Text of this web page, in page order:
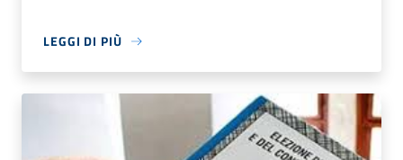
LEGGI DI PIÙ